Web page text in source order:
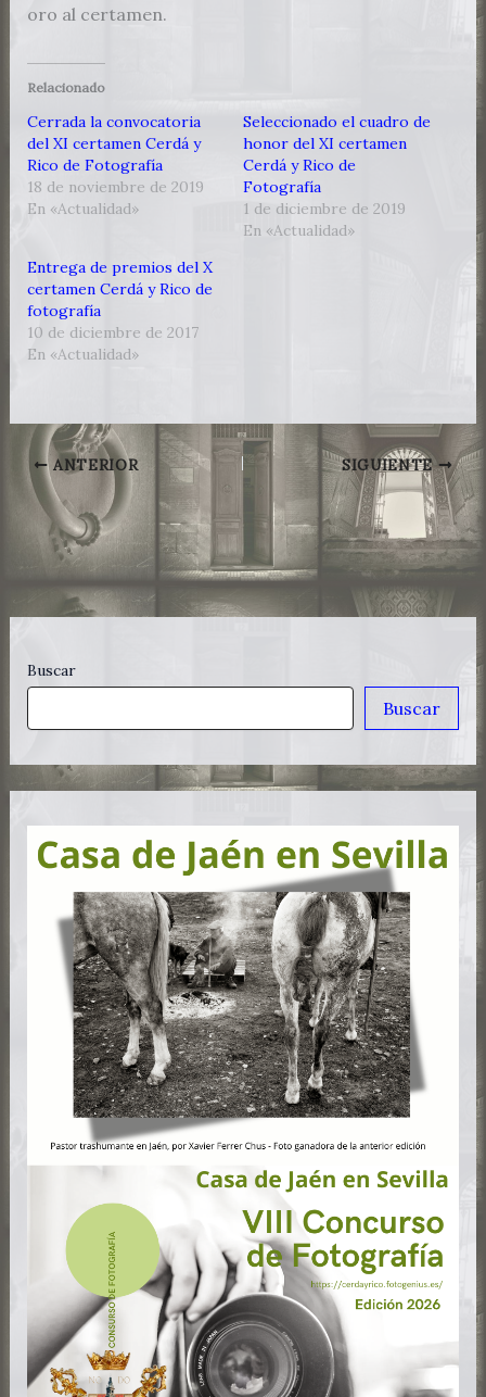
oro al certamen.
Relacionado
Cerrada la convocatoria
del XI certamen Cerdá y
Rico de Fotografía
18 de noviembre de 2019
En «Actualidad»
Seleccionado el cuadro de
honor del XI certamen
Cerdá y Rico de
Fotografía
1 de diciembre de 2019
En «Actualidad»
Entrega de premios del X
certamen Cerdá y Rico de
fotografía
10 de diciembre de 2017
En «Actualidad»
ANTERIOR SIGUIENTE
Buscar
Buscar